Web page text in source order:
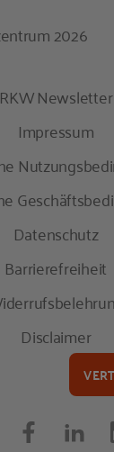
2026
RKW Newsletter
Impressum
Datenschutz
Barrierefreiheit
Disclaimer